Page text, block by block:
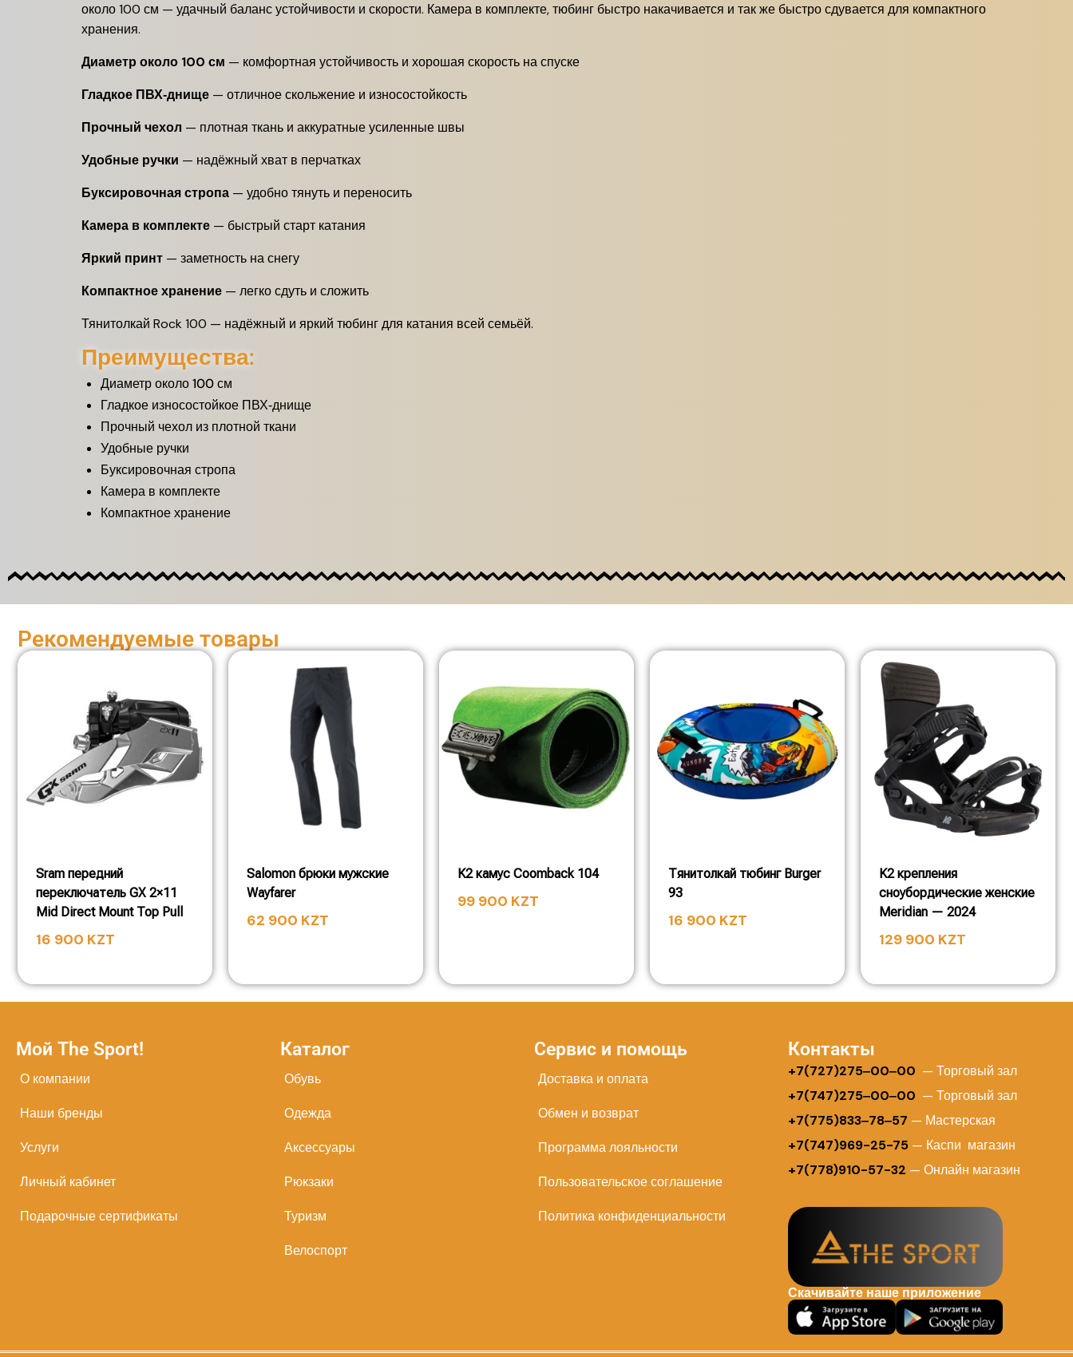
около 100 см — удачный баланс устойчивости и скорости. Камера в комплекте, тюбинг быстро накачивается и так же быстро сдувается для компактного
хранения.
Диаметр около 100 см — комфортная устойчивость и хорошая скорость на спуске
Гладкое ПВХ‑днище — отличное скольжение и износостойкость
Прочный чехол — плотная ткань и аккуратные усиленные швы
Удобные ручки — надёжный хват в перчатках
Буксировочная стропа — удобно тянуть и переносить
Камера в комплекте — быстрый старт катания
Яркий принт — заметность на снегу
Компактное хранение — легко сдуть и сложить
Тянитолкай Rock 100 — надёжный и яркий тюбинг для катания всей семьёй.
Преимущества:
Диаметр около 100 см
Гладкое износостойкое ПВХ‑днище
Прочный чехол из плотной ткани
Удобные ручки
Буксировочная стропа
Камера в комплекте
Компактное хранение
Рекомендуемые товары
Sram передний
переключатель GX 2×11
Mid Direct Mount Top Pull
16 900 KZT
Salomon брюки мужские
Wayfarer
62 900 KZT
K2 камус Coomback 104
99 900 KZT
Тянитолкай тюбинг Burger
93
16 900 KZT
K2 крепления
сноубордические женские
Meridian — 2024
129 900 KZT
Мой The Sport!
О компании
Наши бренды
Услуги
Личный кабинет
Подарочные сертификаты
Каталог
Обувь
Одежда
Аксессуары
Рюкзаки
Туризм
Велоспорт
Сервис и помощь
Доставка и оплата
Обмен и возврат
Программа лояльности
Пользовательское соглашение
Политика конфиденциальности
Контакты
+7(727)275‒00‒00 — Торговый зал
+7(747)275‒00‒00 — Торговый зал
+7(775)833‒78‒57 — Мастерская
+7(747)969-25-75— Каспи магазин
+7(778)910-57-32 — Онлайн магазин
Скачивайте наше приложение